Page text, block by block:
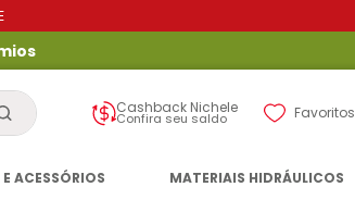
Cashback Nichele
Confira seu saldo Favoritos
ACESSÓRIOS MATERIAIS HIDRÁULICOS